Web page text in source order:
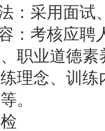
采用面试
考核应聘
职业道德
理念、训
。